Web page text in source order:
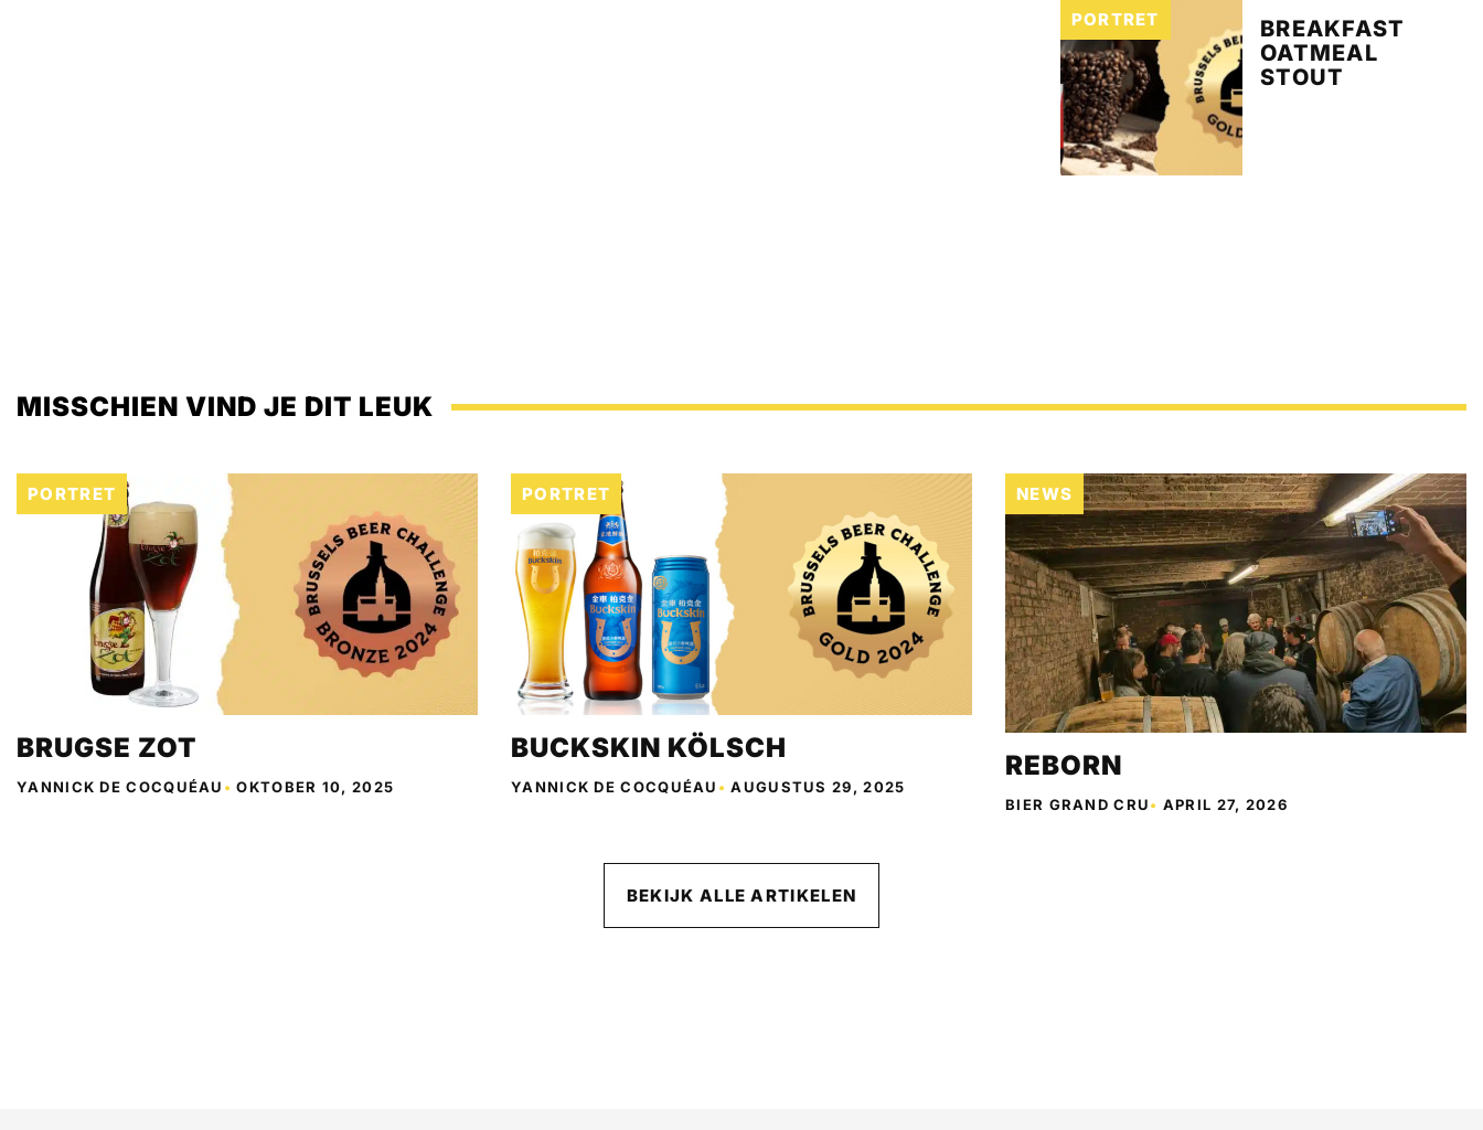
PORTRET
BREAKFAST
OATMEAL
STOUT
MISSCHIEN VIND JE DIT LEUK
PORTRET
BRUGSE ZOT
YANNICK DE COCQUÉAU •OKTOBER 10, 2025
PORTRET
BUCKSKIN KÖLSCH
YANNICK DE COCQUÉAU •AUGUSTUS 29, 2025
NEWS
REBORN
BIER GRAND CRU• APRIL 27, 2026
BEKIJK ALLE ARTIKELEN